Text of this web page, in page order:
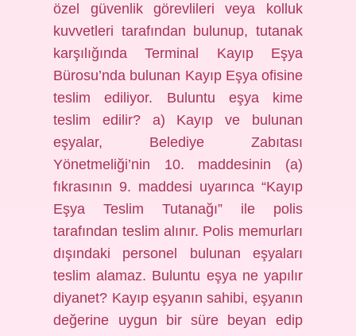
özel güvenlik görevlileri veya kolluk
kuvvetleri tarafından bulunup, tutanak
karşılığında Terminal Kayıp Eşya
Bürosu’nda bulunan Kayıp Eşya ofisine
teslim ediliyor. Buluntu eşya kime
teslim edilir? a) Kayıp ve bulunan
eşyalar, Belediye Zabıtası
Yönetmeliği’nin 10. maddesinin (a)
fıkrasının 9. maddesi uyarınca “Kayıp
Eşya Teslim Tutanağı” ile polis
tarafından teslim alınır. Polis memurları
dışındaki personel bulunan eşyaları
teslim alamaz. Buluntu eşya ne yapılır
diyanet? Kayıp eşyanın sahibi, eşyanın
değerine uygun bir süre beyan edip